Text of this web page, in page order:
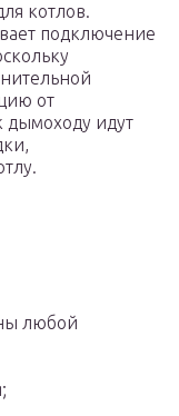
котлов.
подключение
от
дымоходу идут
любой